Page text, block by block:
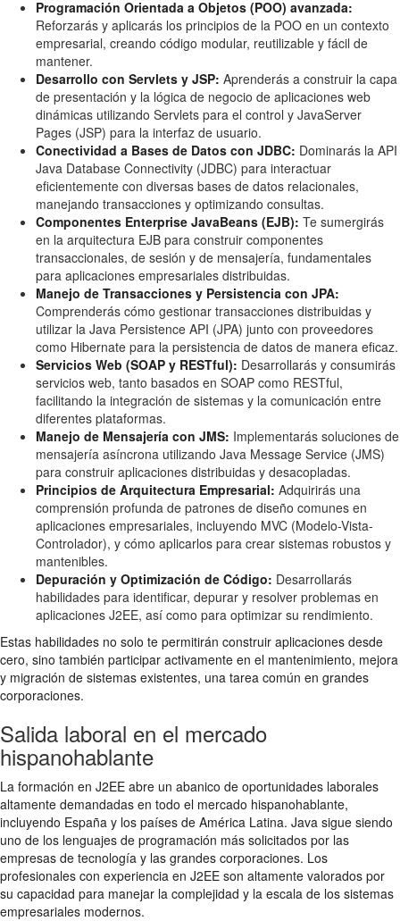
Programación Orientada a Objetos (POO) avanzada:
Reforzarás y aplicarás los principios de la POO en un contexto
empresarial, creando código modular, reutilizable y fácil de
mantener.
Desarrollo con Servlets y JSP: Aprenderás a construir la capa
de presentación y la lógica de negocio de aplicaciones web
dinámicas utilizando Servlets para el control y JavaServer
Pages (JSP) para la interfaz de usuario.
Conectividad a Bases de Datos con JDBC: Dominarás la API
Java Database Connectivity (JDBC) para interactuar
eficientemente con diversas bases de datos relacionales,
manejando transacciones y optimizando consultas.
Componentes Enterprise JavaBeans (EJB): Te sumergirás
en la arquitectura EJB para construir componentes
transaccionales, de sesión y de mensajería, fundamentales
para aplicaciones empresariales distribuidas.
Manejo de Transacciones y Persistencia con JPA:
Comprenderás cómo gestionar transacciones distribuidas y
utilizar la Java Persistence API (JPA) junto con proveedores
como Hibernate para la persistencia de datos de manera eficaz.
Servicios Web (SOAP y RESTful): Desarrollarás y consumirás
servicios web, tanto basados en SOAP como RESTful,
facilitando la integración de sistemas y la comunicación entre
diferentes plataformas.
Manejo de Mensajería con JMS: Implementarás soluciones de
mensajería asíncrona utilizando Java Message Service (JMS)
para construir aplicaciones distribuidas y desacopladas.
Principios de Arquitectura Empresarial: Adquirirás una
comprensión profunda de patrones de diseño comunes en
aplicaciones empresariales, incluyendo MVC (Modelo-Vista-
Controlador), y cómo aplicarlos para crear sistemas robustos y
mantenibles.
Depuración y Optimización de Código: Desarrollarás
habilidades para identificar, depurar y resolver problemas en
aplicaciones J2EE, así como para optimizar su rendimiento.
Estas habilidades no solo te permitirán construir aplicaciones desde
cero, sino también participar activamente en el mantenimiento, mejora
y migración de sistemas existentes, una tarea común en grandes
corporaciones.
Salida laboral en el mercado
hispanohablante
La formación en J2EE abre un abanico de oportunidades laborales
altamente demandadas en todo el mercado hispanohablante,
incluyendo España y los países de América Latina. Java sigue siendo
uno de los lenguajes de programación más solicitados por las
empresas de tecnología y las grandes corporaciones. Los
profesionales con experiencia en J2EE son altamente valorados por
su capacidad para manejar la complejidad y la escala de los sistemas
empresariales modernos.